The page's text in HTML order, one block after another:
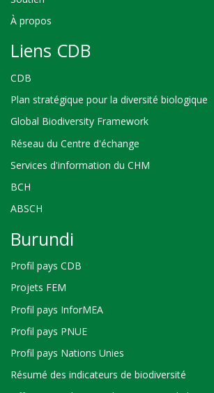
À propos
Liens CDB
CDB
Plan stratégique pour la diversité biologique
Global Biodiversity Framework
Réseau du Centre d'échange
Services d'information du CHM
BCH
ABSCH
Burundi
Profil pays CDB
Projets FEM
Profil pays InforMEA
Profil pays PNUE
Profil pays Nations Unies
Résumé des indicateurs de biodiversité